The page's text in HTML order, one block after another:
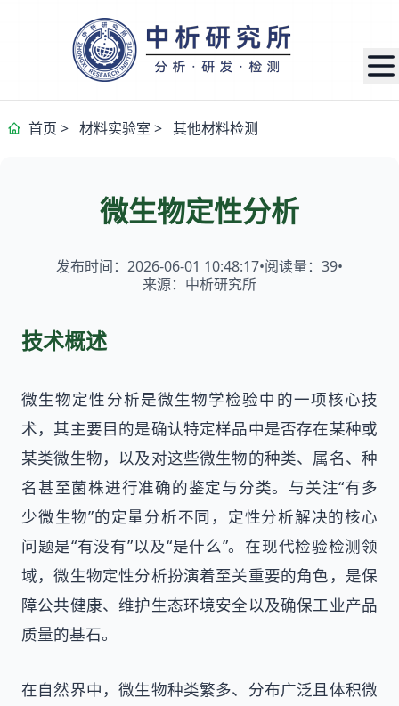
首页 > 材料实验室 > 其他材料检测
微生物定性分析
发布时间：2026-06-01 10:48:17•阅读量： 39•
来源：中析研究所
技术概述
微生物定性分析是微生物学检验中的一项核心技
术，其主要目的是确认特定样品中是否存在某种或
某类微生物，以及对这些微生物的种类、属名、种
名甚至菌株进行准确的鉴定与分类。与关注“有多
少微生物”的定量分析不同，定性分析解决的核心
问题是“有没有”以及“是什么”。在现代检验检测领
域，微生物定性分析扮演着至关重要的角色，是保
障公共健康、维护生态环境安全以及确保工业产品
质量的基石。
在自然界中，微生物种类繁多、分布广泛且体积微